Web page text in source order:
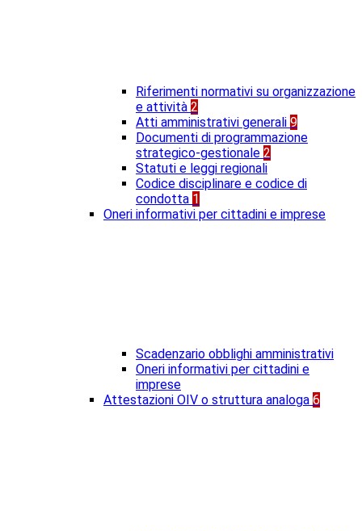
Riferimenti normativi su organizzazione
e attività 2
Atti amministrativi generali 9
Documenti di programmazione
strategico-gestionale 2
Statuti e leggi regionali
Codice disciplinare e codice di
condotta 1
Oneri informativi per cittadini e imprese
Scadenzario obblighi amministrativi
Oneri informativi per cittadini e
imprese
Attestazioni OIV o struttura analoga 6